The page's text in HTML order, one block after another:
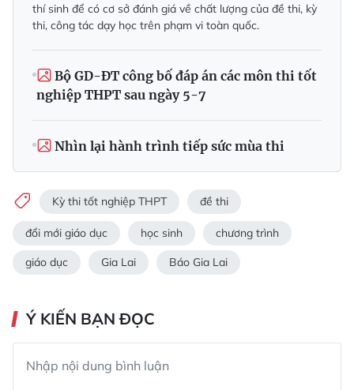
thí sinh để có cơ sở đánh giá về chất lượng của đề thi, kỳ
thi, công tác dạy học trên phạm vi toàn quốc.
Bộ GD-ĐT công bố đáp án các môn thi tốt
nghiệp THPT sau ngày 5-7
Nhìn lại hành trình tiếp sức mùa thi
Kỳ thi tốt nghiệp THPT đề thi
đổi mới giáo dục học sinh chương trình
giáo dục Gia Lai Báo Gia Lai
Ý KIẾN BẠN ĐỌC